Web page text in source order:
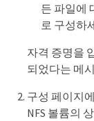
든 파일에
로 구성하
자격 증명을
되었다는 메
구성 페이지
NFS 볼륨의